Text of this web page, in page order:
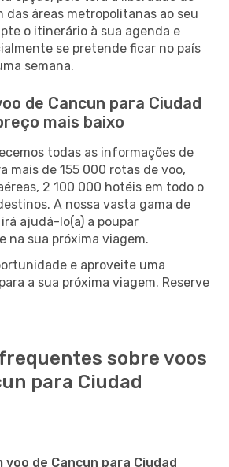
das áreas metropolitanas ao seu
o itinerário à sua agenda e
se pretende ficar no país
semana.
de Cancun para Ciudad
mais baixo
todas as informações de
mais de 155 000 rotas de voo,
2 100 000 hotéis em todo o
A nossa vasta gama de
ajudá-lo(a) a poupar
na sua próxima viagem.
e aproveite uma
a sua próxima viagem. Reserve
sobre voos
para Ciudad
de Cancun para Ciudad